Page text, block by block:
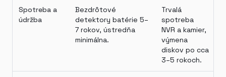
Spotreba a
údržba
Bezdrôtové
detektory batérie 5–
7 rokov, ústredňa
minimálna.
Trvalá
spotreba
NVR a kamier,
výmena
diskov po cca
3–5 rokoch.